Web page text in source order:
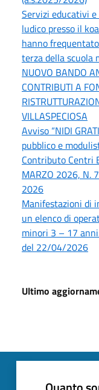
Servizi educativi
ludico presso il
hanno
terza della scuola
NUOVO BANDO
CONTRIBUTI A
VILLASPECIOSA
Avviso “NIDI
pubblico e
Contributo Centri
MARZO 2026, N.
2026
Manifestazioni di
un elenco di
minori 3 – 17
del 22/04/2026
Ultimo